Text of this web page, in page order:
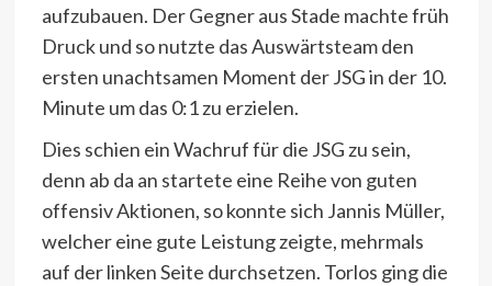
aufzubauen. Der Gegner aus Stade machte früh
Druck und so nutzte das Auswärtsteam den
ersten unachtsamen Moment der JSG in der 10.
Minute um das 0:1 zu erzielen.
Dies schien ein Wachruf für die JSG zu sein,
denn ab da an startete eine Reihe von guten
offensiv Aktionen, so konnte sich Jannis Müller,
welcher eine gute Leistung zeigte, mehrmals
auf der linken Seite durchsetzen. Torlos ging die